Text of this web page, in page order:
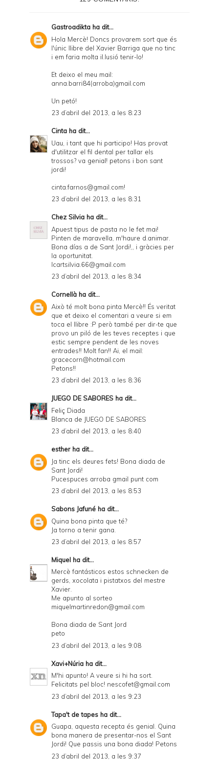
i
n
l
n
D
Gastroadikta ha dit...
Hola Mercè! Doncs provarem sort que és
l'únic llibre del Xavier Barriga que no tinc
i em faria molta il.lusió tenir-lo!
Et deixo el meu mail:
anna.barri84(arroba)gmail.com
Un petó!
23 d’abril del 2013, a les 8:23
Cinta ha dit...
Uau, i tant que hi participo! Has provat
d'utilitzar el fil dental per tallar els
trossos? va genial! petons i bon sant
jordi!
cinta.farnos@gmail.com!
23 d’abril del 2013, a les 8:31
Chez Silvia ha dit...
Apuest tipus de pasta no le fet mai!
Pinten de maravella, m'haure d.animar.
Bona días a de Sant Jordi!,, i gràcies per
la oportunitat.
Icartsilvia.66@gmail.com
23 d’abril del 2013, a les 8:34
Cornellà ha dit...
Això té molt bona pinta Mercè!! És veritat
que et deixo el comentari a veure si em
toca el llibre :P però també per dir-te que
provo un piló de les teves receptes i que
estic sempre pendent de les noves
entrades!! Molt fan!! Ai, el mail:
gracecorn@hotmail.com
Petons!!
23 d’abril del 2013, a les 8:36
JUEGO DE SABORES ha dit...
Feliç Diada
Blanca de JUEGO DE SABORES
23 d’abril del 2013, a les 8:40
esther ha dit...
Ja tinc els deures fets! Bona diada de
Sant Jordi!
Pucespuces arroba gmail punt com
23 d’abril del 2013, a les 8:53
Sabons Jafuné ha dit...
Quina bona pinta que té?
Ja torno a tenir gana.
23 d’abril del 2013, a les 8:57
Miquel ha dit...
Mercè fantásticos estos schnecken de
gerds, xocolata i pistatxos del mestre
Xavier.
Me apunto al sorteo
miquelmartinredon@gmail.com
Bona diada de Sant Jord
peto
23 d’abril del 2013, a les 9:08
Xavi+Núria ha dit...
M'hi apunto! A veure si hi ha sort.
Felicitats pel bloc! nescofet@gmail.com
23 d’abril del 2013, a les 9:23
Tapa't de tapes ha dit...
Guapa, aquesta recepta és genial. Quina
bona manera de presentar-nos el Sant
Jordi! Que passis una bona diada! Petons
23 d’abril del 2013, a les 9:37